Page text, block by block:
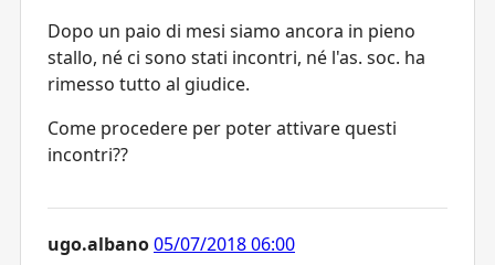
Dopo un paio di mesi siamo ancora in pieno
stallo, né ci sono stati incontri, né l'as. soc. ha
rimesso tutto al giudice.
Come procedere per poter attivare questi
incontri??
ugo.albano05/07/2018 06:00